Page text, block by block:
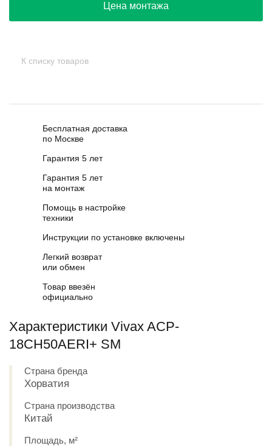
Цена монтажа
К списку товаров
Бесплатная доставка
по Москве
Гарантия 5 лет
Гарантия 5 лет
на монтаж
Помощь в настройке
техники
Инструкции по установке включены
Легкий возврат
или обмен
Товар ввезён
официально
Характеристики Vivax ACP-
18CH50AERI+ SM
Страна бренда
Хорватия
Страна производства
Китай
Площадь, м²